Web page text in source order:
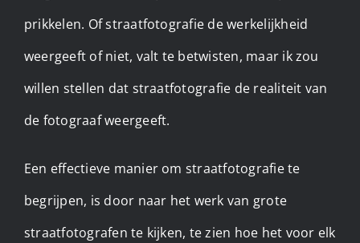
prikkelen. Of straatfotografie de werkelijkheid
weergeeft of niet, valt te betwisten, maar ik zou
willen stellen dat straatfotografie de realiteit van
de fotograaf weergeeft.
Een effectieve manier om straatfotografie te
begrijpen, is door naar het werk van grote
straatfotografen te kijken, te zien hoe het voor elk